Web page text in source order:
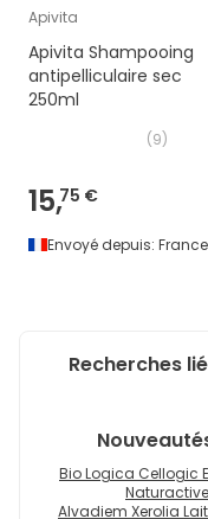
Apivita
Apivita Shampooing
antipelliculaire sec
250ml
(9)
15,75 €
Envoyé depuis: France
Recherches
Bio Logica Cellogic
Alvadiem Xerolia